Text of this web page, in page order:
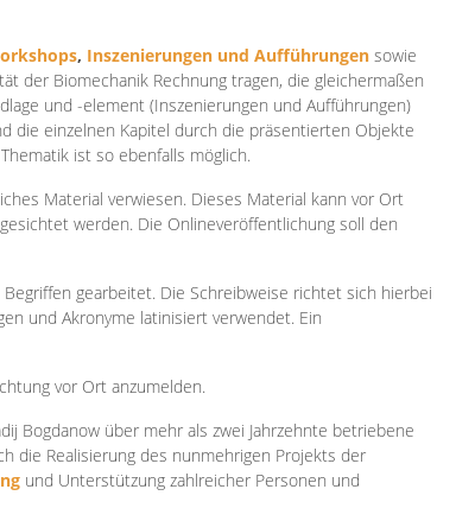
, Inszenierungen und Aufführungen sowie
der Biomechanik Rechnung tragen, die gleichermaßen
und -element (Inszenierungen und Aufführungen)
die einzelnen Kapitel durch die präsentierten Objekte
ist so ebenfalls möglich.
Material verwiesen. Dieses Material kann vor Ort
werden. Die Onlineveröffentlichung soll den
gearbeitet. Die Schreibweise richtet sich hierbei
und Akronyme latinisiert verwendet. Ein
vor Ort anzumelden.
Bogdanow über mehr als zwei Jahrzehnte betriebene
die Realisierung des nunmehrigen Projekts der
und Unterstützung zahlreicher Personen und